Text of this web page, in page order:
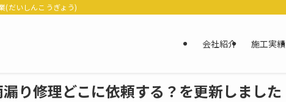
(だいしんこうぎょう)
会社紹介 施工実績
漏り修理どこに依頼する？を更新しました